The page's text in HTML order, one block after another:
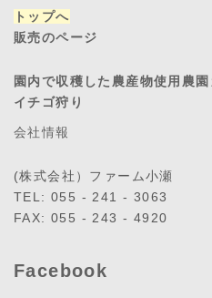
トップへ
販売のページ
園内で収穫した農産物使用農園
イチゴ狩り
会社情報
(株式会社）ファーム小瀬
TEL: 055 - 241 - 3063
FAX: 055 - 243 - 4920
Facebook